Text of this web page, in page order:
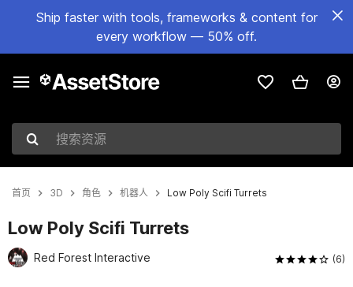
Ship faster with tools, frameworks & content for
every workflow — 50% off.
搜索资源
首页 3D 角色 机器人 Low Poly Scifi Turrets
Low Poly Scifi Turrets
Red Forest Interactive (6)